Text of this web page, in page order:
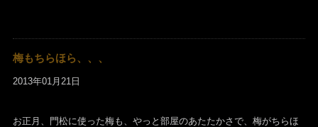
梅もちらほら、、、
2013年01月21日
お正月、門松に使った梅も、やっと部屋のあたたかさで、梅がちらほ